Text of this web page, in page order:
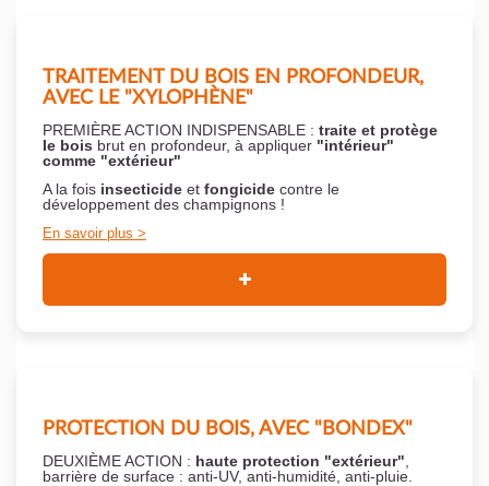
TRAITEMENT DU BOIS EN PROFONDEUR,
AVEC LE "XYLOPHÈNE"
PREMIÈRE ACTION INDISPENSABLE : traite et protège
le bois brut en profondeur, à appliquer "intérieur"
comme "extérieur"
A la fois insecticide et fongicide contre le
développement des champignons !
En savoir plus
PROTECTION DU BOIS, AVEC "BONDEX"
DEUXIÈME ACTION : haute protection "extérieur"
barrière de surface : anti-UV, anti-humidité, anti-pluie.